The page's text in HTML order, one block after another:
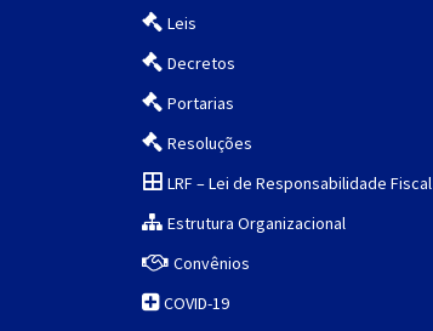
Leis
Decretos
Portarias
Resoluções
LRF – Lei de Responsabilidade Fiscal
Estrutura Organizacional
Convênios
COVID-19